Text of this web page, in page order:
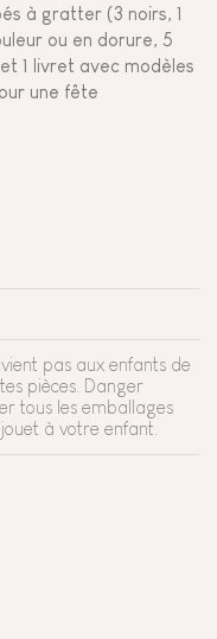
à gratter (3 noirs, 1
ou en dorure, 5
1 livret avec modèles
une fête
pas aux enfants de
pièces. Danger
tous les emballages
à votre enfant.